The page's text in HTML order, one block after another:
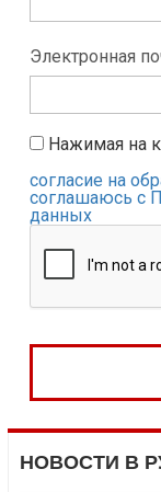
Электронная
Нажимая на
согласие на
соглашаюсь с
данных
НОВОСТИ В